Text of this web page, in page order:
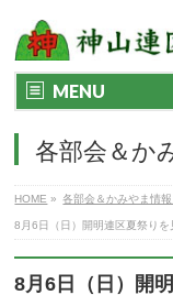
MENU
各部会＆か
HOME » 各部会＆かみやま情
8月6日（日）開明連区夏祭りを
8月6日（日）開